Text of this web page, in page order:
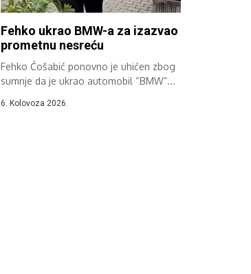
Fehko ukrao BMW-a za izazvao
prometnu nesreću
Fehko Ćošabić ponovno je uhićen zbog
sumnje da je ukrao automobil “BMW”...
6. Kolovoza 2026.